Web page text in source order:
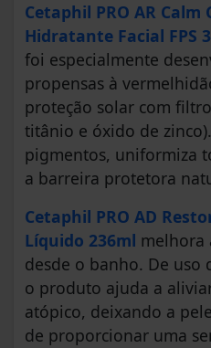
Cetaphil PRO AR
Hidratante Facial FPS
foi especialmente
propensas à
proteção solar com
titânio e óxido de
pigmentos, uniformiza
a barreira protetora
Cetaphil PRO AD
Líquido 236ml melhora
desde o banho. De uso
o produto ajuda a
atópico, deixando a
de proporcionar uma